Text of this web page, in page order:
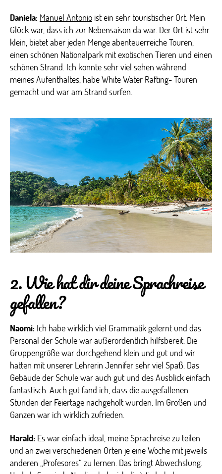
Daniela: Manuel Antonio ist ein sehr touristischer Ort. Mein
Glück war, dass ich zur Nebensaison da war. Der Ort ist sehr
klein, bietet aber jeden Menge abenteuerreiche Touren,
einen schönen Nationalpark mit exotischen Tieren und einen
schönen Strand. Ich konnte sehr viel sehen während
meines Aufenthaltes, habe White Water Rafting- Touren
gemacht und war am Strand surfen.
2. Wie hat dir deine Sprachreise
gefallen?
Naomi: Ich habe wirklich viel Grammatik gelernt und das
Personal der Schule war außerordentlich hilfsbereit. Die
Gruppengröße war durchgehend klein und gut und wir
hatten mit unserer Lehrerin Jennifer sehr viel Spaß. Das
Gebäude der Schule war auch gut und des Ausblick einfach
fantastisch. Auch gut fand ich, dass die ausgefallenen
Stunden der Feiertage nachgeholt wurden. Im Großen und
Ganzen war ich wirklich zufrieden.
Harald: Es war einfach ideal, meine Sprachreise zu teilen
und an zwei verschiedenen Orten je eine Woche mit jeweils
anderen „Profesores“ zu lernen. Das bringt Abwechslung.